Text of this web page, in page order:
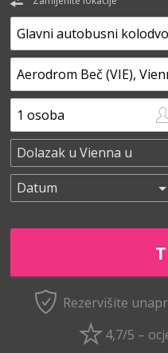
Rezervišite
4,7/5 –